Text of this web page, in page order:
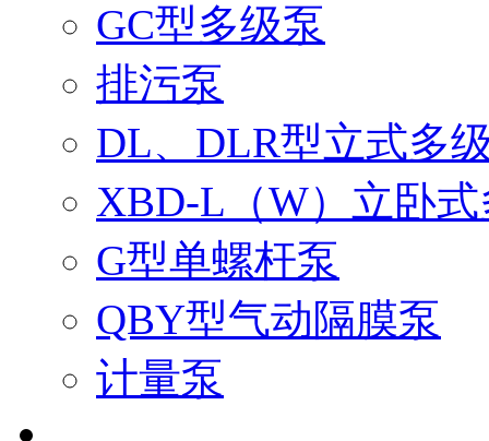
GC型多级泵
排污泵
DL、DLR型立式多
XBD-L（W）立卧
G型单螺杆泵
QBY型气动隔膜泵
计量泵